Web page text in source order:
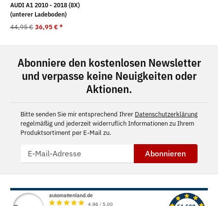
AUDI A1 2010 - 2018 (8X)
(unterer Ladeboden)
44,95 € 36,95 €*
Abonniere den kostenlosen Newsletter
und verpasse keine Neuigkeiten oder
Aktionen.
Bitte senden Sie mir entsprechend Ihrer Datenschutzerklärung
regelmäßig und jederzeit widerruflich Informationen zu Ihrem
Produktsortiment per E-Mail zu.
Abonnieren